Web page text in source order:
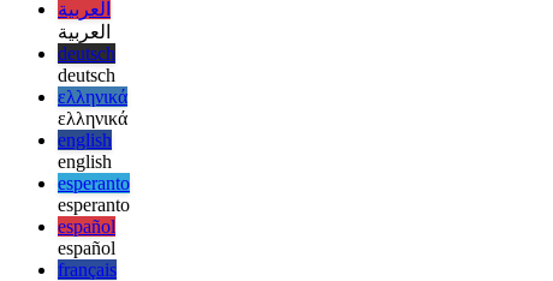
afrikaans
afrikaans
العربية
العربية
deutsch
deutsch
ελληνικά
ελληνικά
english
english
esperanto
esperanto
español